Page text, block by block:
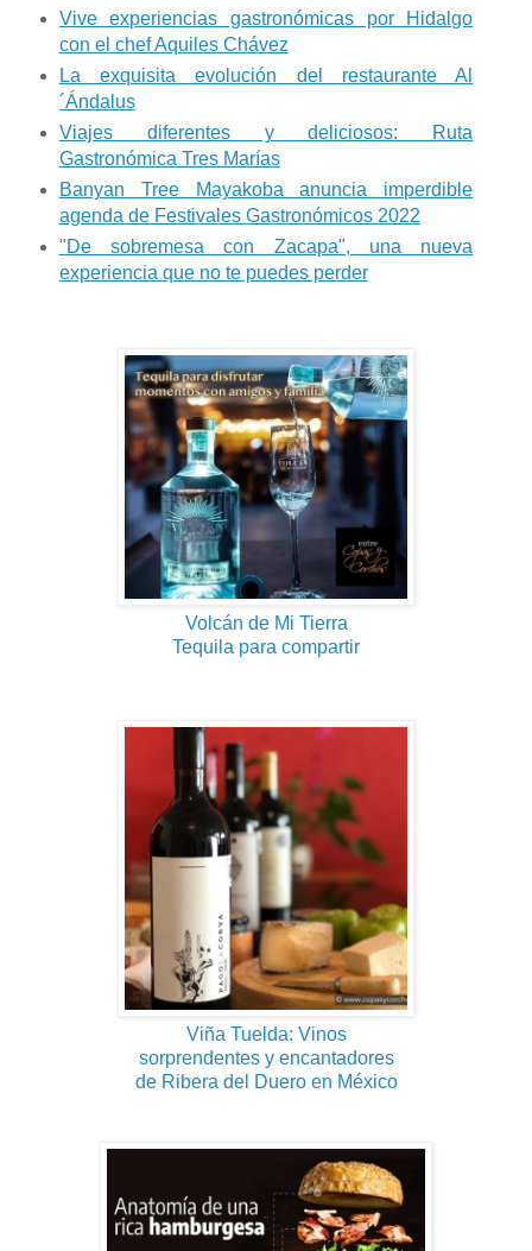
Vive experiencias gastronómicas por Hidalgo
con el chef Aquiles Chávez
La exquisita evolución del restaurante Al
´Ándalus
Viajes diferentes y deliciosos: Ruta
Gastronómica Tres Marías
Banyan Tree Mayakoba anuncia imperdible
agenda de Festivales Gastronómicos 2022
"De sobremesa con Zacapa", una nueva
experiencia que no te puedes perder
Volcán de Mi Tierra
Tequila para compartir
Viña Tuelda: Vinos
sorprendentes y encantadores
de Ribera del Duero en México